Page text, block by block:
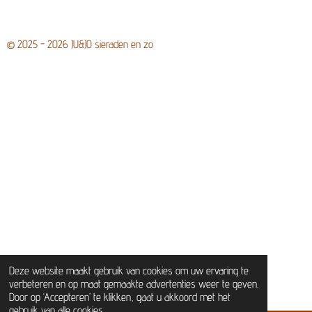
Deze website maakt gebruik van cookies om uw ervaring te
verbeteren en op maat gemaakte advertenties weer te geven.
Door op ‘Accepteren’ te klikken, gaat u akkoord met het
© 2025 - 2026 JU&JO sieraden en zo